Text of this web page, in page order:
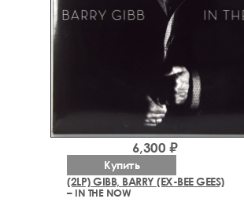
(2LP) GIBB, BARRY (EX-BEE GEES)
– IN THE NOW
6,300 ₽
Купить